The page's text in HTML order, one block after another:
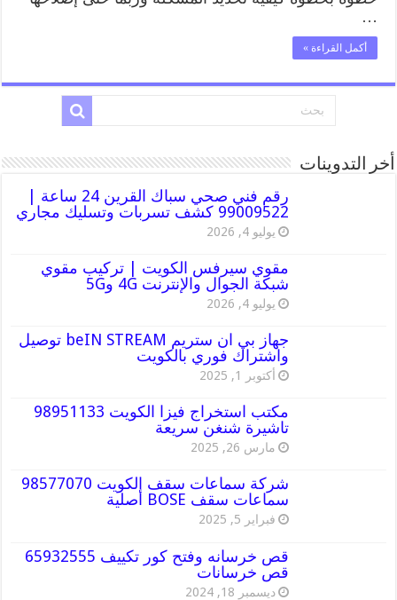
…
أكمل القراءة »
أخر التدوينات
رقم فني صحي سباك القرين 24 ساعة |
99009522 كشف تسربات وتسليك مجاري
يوليو 4, 2026
مقوي سيرفس الكويت | تركيب مقوي
شبكة الجوال والإنترنت 4G و5G
يوليو 4, 2026
جهاز بي ان ستريم beIN STREAM توصيل
واشتراك فوري بالكويت
أكتوبر 1, 2025
مكتب استخراج فيزا الكويت 98951133
تاشيرة شنغن سريعة
مارس 26, 2025
شركة سماعات سقف الكويت 98577070
سماعات سقف BOSE أصلية
فبراير 5, 2025
قص خرسانه وفتح كور تكييف 65932555
قص خرسانات
ديسمبر 18, 2024